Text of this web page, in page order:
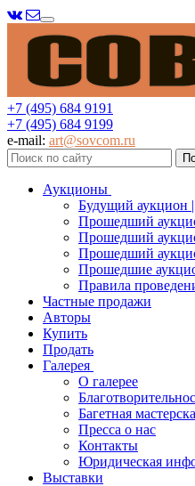
Меню
+7 (495) 684 9191
+7 (495) 684 9199
e-mail: art@sovcom.ru
Аукционы
Будущий аукцион
Прошедший
Прошедший
Прошедший
Прошедшие
Правила
Частные продажи
Авторы
Купить
Продать
Галерея
О галерее
Багетная
Пресса о нас
Контакты
Юридическая
Выставки